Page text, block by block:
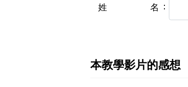
姓名
本教學影片的感想